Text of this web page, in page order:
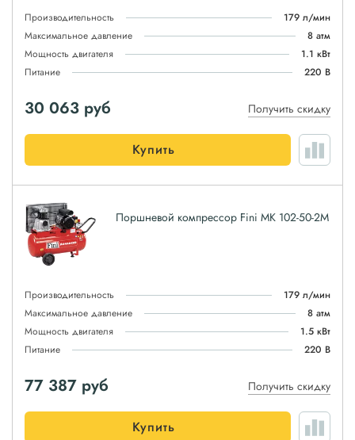
Производительность
179 л/мин
Максимальное давление
8 атм
Мощность двигателя
1.1 кВт
Питание
220 В
30 063 руб Получить скидку
Купить
Поршневой компрессор Fini MK 102-50-2M
Производительность
179 л/мин
Максимальное давление
8 атм
Мощность двигателя
1.5 кВт
Питание
220 В
77 387 руб Получить скидку
Купить